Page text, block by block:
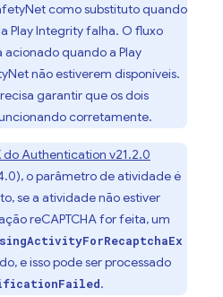
como substituto quando
Play Integrity falha. O fluxo
acionado quando a Play
não estiverem disponíveis.
garantir que os dois
corretamente.
doAuthentication v21.2.0
o parâmetro de atividade é
se a atividade não estiver
reCAPTCHA for feita, um
e isso pode ser processado
.